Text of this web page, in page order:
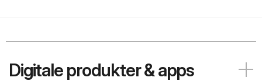
Digitale produkter & apps